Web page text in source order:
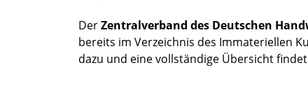
DerZentralverband des Deutschen
bereits im Verzeichnis des Immateriellen
dazu und eine vollständige Übersicht